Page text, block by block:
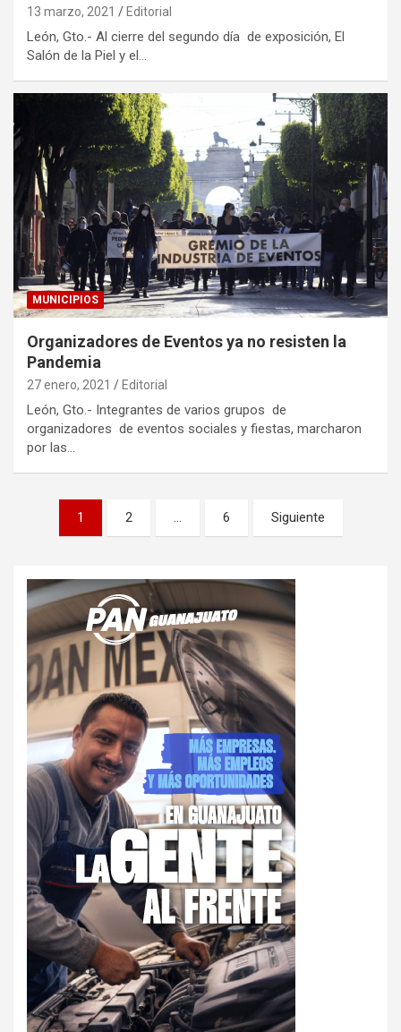
13 marzo, 2021 Editorial
León, Gto.- Al cierre del segundo día de exposición, El
Salón de la Piel y el…
MUNICIPIOS
Organizadores de Eventos ya no resisten la
Pandemia
27 enero, 2021 Editorial
León, Gto.- Integrantes de varios grupos de
organizadores de eventos sociales y fiestas, marcharon
por las…
Paginación
1 2 … 6 Siguiente